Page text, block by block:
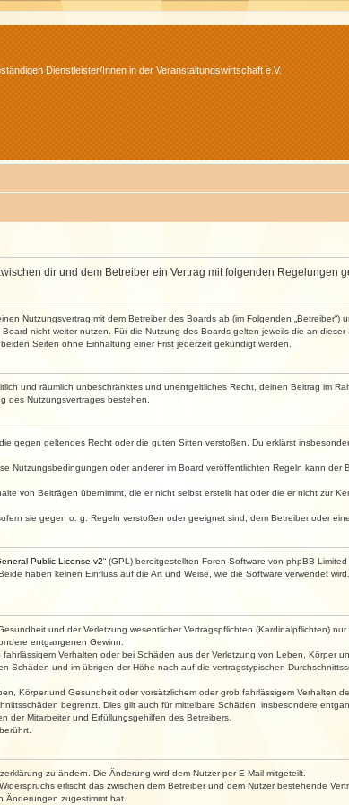
Dienstleister/Innen in der Veranstaltungswirtschaft e.V.
dir und dem Betreiber ein Vertrag mit folgenden Regelungen
Nutzungsvertrag mit dem Betreiber des Boards ab (im Folgenden
nicht weiter nutzen. Für die Nutzung des Boards gelten jeweils die an dieser
Seiten ohne Einhaltung einer Frist jederzeit gekündigt werden.
und räumlich unbeschränktes und unentgeltliches Recht, deinen Beitrag im
des Nutzungsvertrages bestehen.
gegen geltendes Recht oder die guten Sitten verstoßen. Du erklärst
Nutzungsbedingungen oder anderer im Board veröffentlichten Regeln kann
von Beiträgen übernimmt, die er nicht selbst erstellt hat oder die er nicht zur
sie gegen o. g. Regeln verstoßen oder geeignet sind, dem Betreiber oder
Public License v2“ (GPL) bereitgestellten Foren-Software von phpBB
haben keinen Einfluss auf die Art und Weise, wie die Software verwendet
und der Verletzung wesentlicher Vertragspflichten (Kardinalpflichten)
entgangenen Gewinn.
Verhalten oder bei Schäden aus der Verletzung von Leben, Körper
Schäden und im übrigen der Höhe nach auf die vertragstypischen
Körper und Gesundheit oder vorsätzlichem oder grob fahrlässigem Verhalten
begrenzt. Dies gilt auch für mittelbare Schäden, insbesondere
der Mitarbeiter und Erfüllungsgehilfen des Betreibers.
zu ändern. Die Änderung wird dem Nutzer per E-Mail mitgeteilt.
erlischt das zwischen dem Betreiber und dem Nutzer bestehende
Änderungen zugestimmt hat.